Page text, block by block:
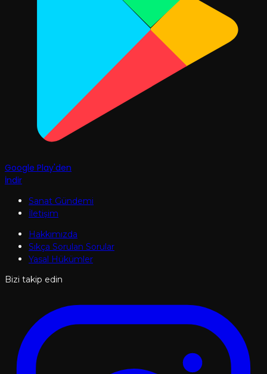
Google Play'den
İndir
Sanat Gündemi
İletişim
Hakkımızda
Sıkça Sorulan Sorular
Yasal Hükümler
Bizi takip edin